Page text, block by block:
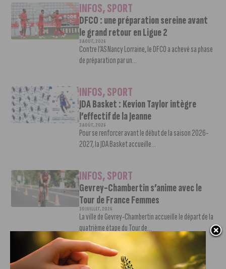
INFOS,SPORT
DFCO : une préparation sereine avant
le grand retour en Ligue 2
3 AOÛT, 2026
Contre l’AS Nancy Lorraine, le DFCO a achevé sa phase
de préparation par un...
INFOS,SPORT
JDA Basket : Kevion Taylor intègre
l’effectif de la Jeanne
3 AOÛT, 2026
Pour se renforcer avant le début de la saison 2026-
2027, la JDA Basket accueille...
INFOS,SPORT
Gevrey-Chambertin s’anime avec le
Tour de France Femmes
30 JUILLET, 2026
La ville de Gevrey-Chambertin accueille le départ de la
quatrième étape du Tour de...
INFOS,SPORT